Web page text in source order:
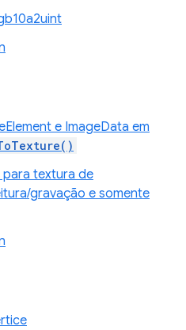
e ImageData em
para textura de
gravação e somente